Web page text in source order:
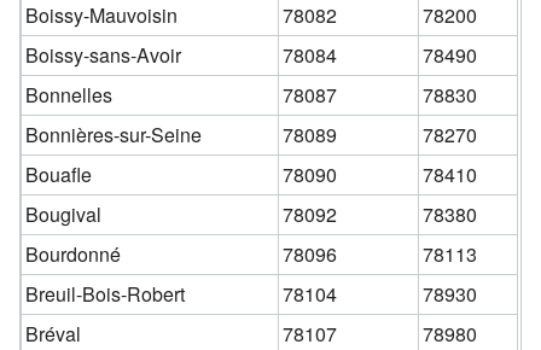
Boissy-Mauvoisin
78082
78200
Boissy-sans-Avoir
78084
78490
Bonnelles
78087
78830
Bonnières-sur-Seine
78089
78270
Bouafle
78090
78410
Bougival
78092
78380
Bourdonné
78096
78113
Breuil-Bois-Robert
78104
78930
Bréval
78107
78980